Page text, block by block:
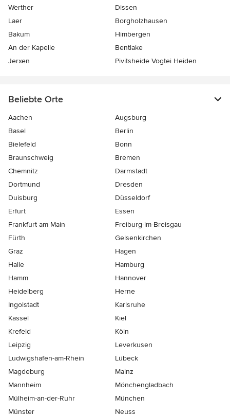
Werther
Dissen
Laer
Borgholzhausen
Bakum
Himbergen
An der Kapelle
Bentlake
Jerxen
Pivitsheide Vogtei Heiden
Beliebte Orte
Aachen
Augsburg
Basel
Berlin
Bielefeld
Bonn
Braunschweig
Bremen
Chemnitz
Darmstadt
Dortmund
Dresden
Duisburg
Düsseldorf
Erfurt
Essen
Frankfurt am Main
Freiburg-im-Breisgau
Fürth
Gelsenkirchen
Graz
Hagen
Halle
Hamburg
Hamm
Hannover
Heidelberg
Herne
Ingolstadt
Karlsruhe
Kassel
Kiel
Krefeld
Köln
Leipzig
Leverkusen
Ludwigshafen-am-Rhein
Lübeck
Magdeburg
Mainz
Mannheim
Mönchen­gladbach
Mülheim-an-der-Ruhr
München
Münster
Neuss